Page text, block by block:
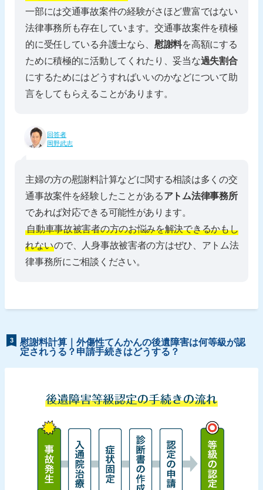
一部には交通事故案件の経験がさほど豊富ではない
法律事務所も存在しています。交通事故案件を積極
的に受任している弁護士なら、慰謝料を高額にする
ために積極的に活動してくれたり、妥当な過失割合
にするためにはどうすればいいのかなどについて助
言をしてもらえることがあります。
回答者
岡野武志
主婦の方の慰謝料計算などに関する相談は多くの交
通事故案件を経験したことがあるアトム法律事務所
であれば対応できる可能性があります。
自動車事故被害者の方のお悩みを解決できるかもし
れないので、人身事故被害者の方はぜひ、アトム法
律事務所にご相談ください。
3
慰謝料計算｜外傷性てんかんの後遺障害は何等級が認
定されうる？申請手続きはどうする？